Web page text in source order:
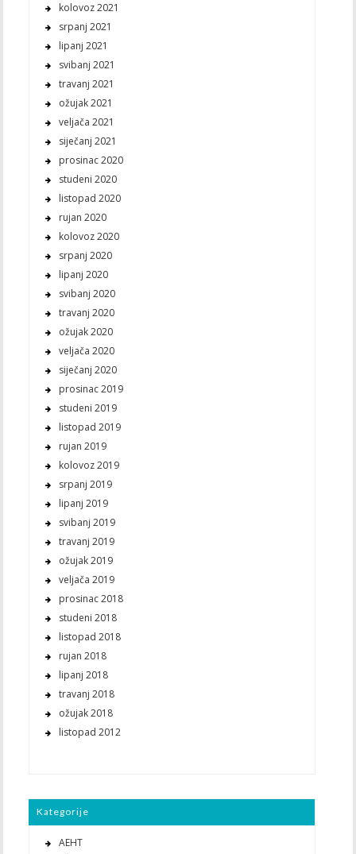
kolovoz 2021
srpanj 2021
lipanj 2021
svibanj 2021
travanj 2021
ožujak 2021
veljača 2021
siječanj 2021
prosinac 2020
studeni 2020
listopad 2020
rujan 2020
kolovoz 2020
srpanj 2020
lipanj 2020
svibanj 2020
travanj 2020
ožujak 2020
veljača 2020
siječanj 2020
prosinac 2019
studeni 2019
listopad 2019
rujan 2019
kolovoz 2019
srpanj 2019
lipanj 2019
svibanj 2019
travanj 2019
ožujak 2019
veljača 2019
prosinac 2018
studeni 2018
listopad 2018
rujan 2018
lipanj 2018
travanj 2018
ožujak 2018
listopad 2012
Kategorije
AEHT